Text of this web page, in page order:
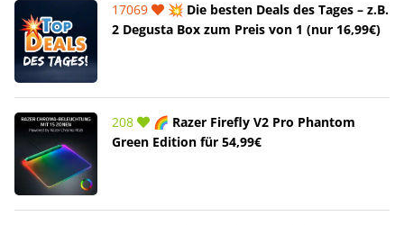
17069
💥 Die besten Deals des Tages – z.B.
2 Degusta Box zum Preis von 1 (nur 16,99€)
208
🌈 Razer Firefly V2 Pro Phantom
Green Edition für 54,99€